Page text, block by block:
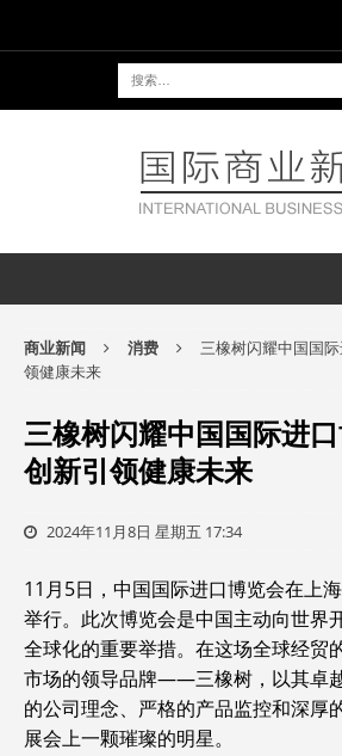
商业新闻 消费
三橡树闪耀中国国
领健康未来
三橡树闪耀中国国际进
创新引领健康未来
2024年11月8日 星期五 17:34
11月5日，中国国际进口博览会在上
举行。此次博览会是中国主动向世界
全球化的重要举措。在这场全球经贸
市场的领导品牌——三橡树，以其卓
的公司理念、严格的产品监控和深厚
展会上一颗璀璨的明星。